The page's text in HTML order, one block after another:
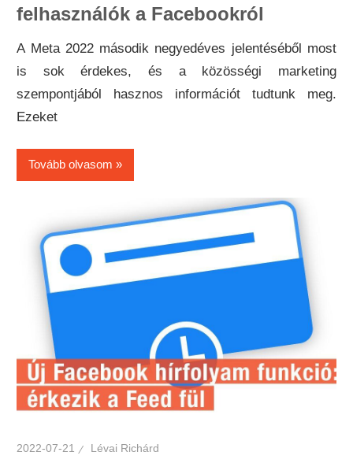
felhasználók a Facebookról
A Meta 2022 második negyedéves jelentéséből most
is sok érdekes, és a közösségi marketing
szempontjából hasznos információt tudtunk meg.
Ezeket
Tovább olvasom
2022-07-21 Lévai Richárd